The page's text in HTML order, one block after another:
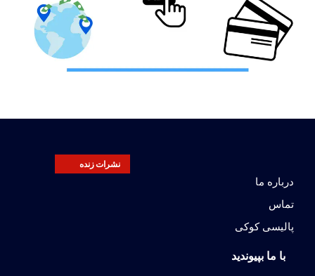
نشرات زنده
درباره ما
تماس
پالیسی کوکی
با ما بپیوندید